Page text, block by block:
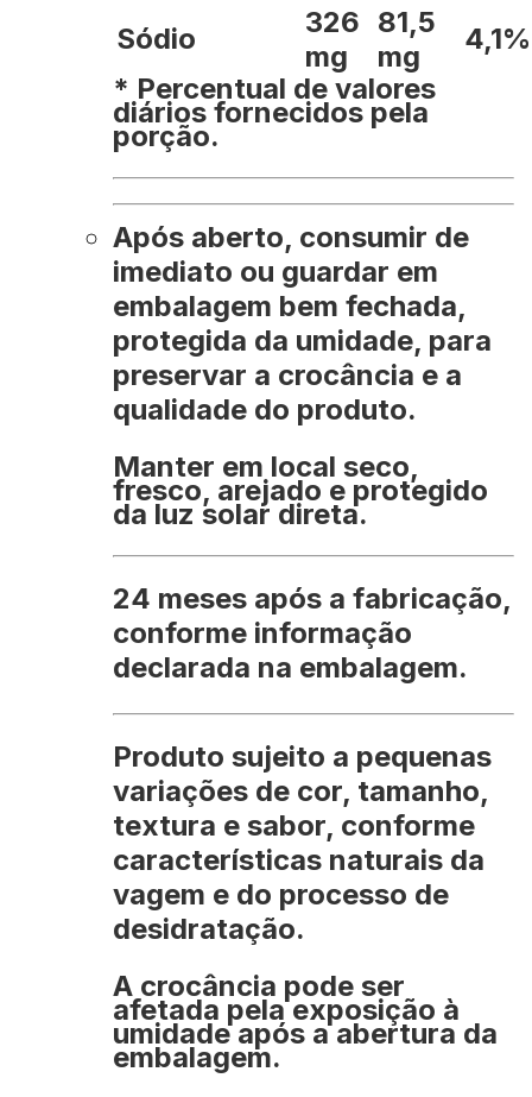
Sódio
326
mg
81,5
mg
4,1%
* Percentual de valores
diários fornecidos pela
porção.
Após aberto, consumir de
imediato ou guardar em
embalagem bem fechada,
protegida da umidade, para
preservar a crocância e a
qualidade do produto.
Manter em local seco,
fresco, arejado e protegido
da luz solar direta.
24 meses após a fabricação,
conforme informação
declarada na embalagem.
Produto sujeito a pequenas
variações de cor, tamanho,
textura e sabor, conforme
características naturais da
vagem e do processo de
desidratação.
A crocância pode ser
afetada pela exposição à
umidade após a abertura da
embalagem.